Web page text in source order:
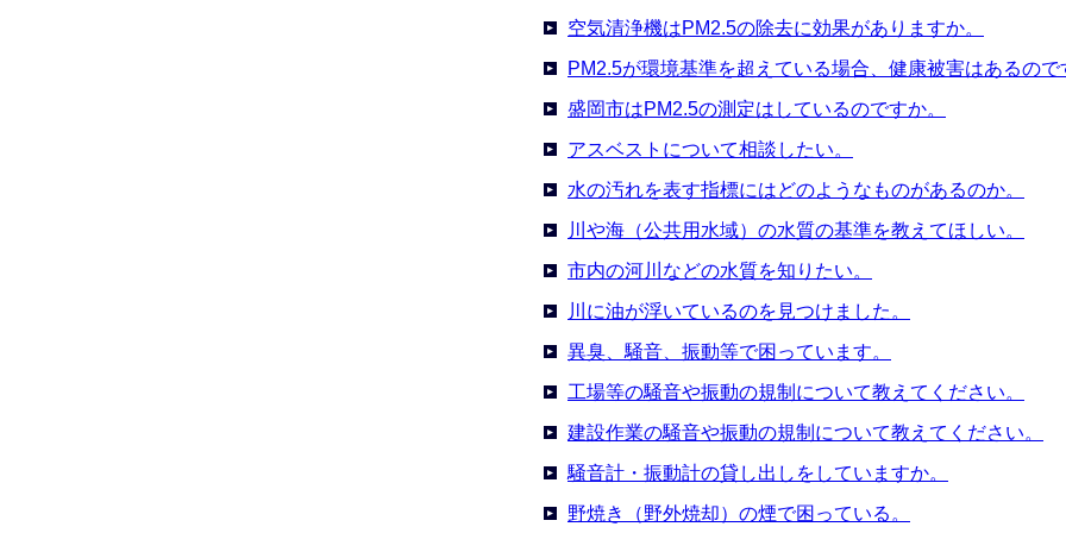
空気清浄機はPM2.5の除去に効果がありますか。
PM2.5が環境基準を超えている場合、健康被害はあるので
盛岡市はPM2.5の測定はしているのですか。
アスベストについて相談したい。
水の汚れを表す指標にはどのようなものがあるのか。
川や海（公共用水域）の水質の基準を教えてほしい。
市内の河川などの水質を知りたい。
川に油が浮いているのを見つけました。
異臭、騒音、振動等で困っています。
工場等の騒音や振動の規制について教えてください。
建設作業の騒音や振動の規制について教えてください。
騒音計・振動計の貸し出しをしていますか。
野焼き（野外焼却）の煙で困っている。